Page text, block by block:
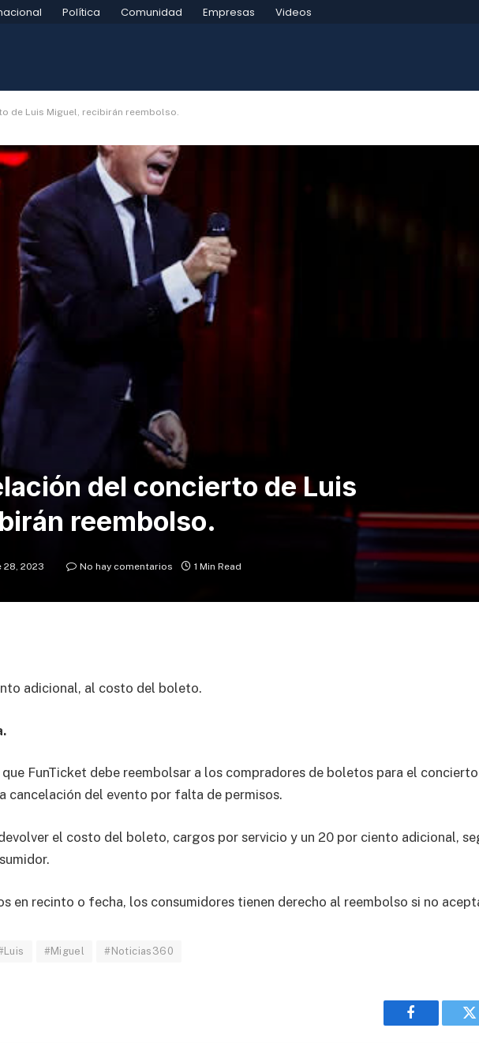
Política Comunidad Empresas Videos
de Luis Miguel, recibirán reembolso.
del concierto de Luis
reembolso.
28, 2023 No hay comentarios 1 Min Read
adicional, al costo del boleto.
FunTicket debe reembolsar a los compradores de boletos para el
cancelación del evento por falta de permisos.
el costo del boleto, cargos por servicio y un 20 por ciento adicional,
en recinto o fecha, los consumidores tienen derecho al reembolso si no
#Miguel #Noticias360
Facebook